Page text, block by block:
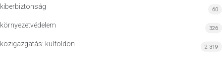
kiberbiztonság 60
környezetvédelem 326
közigazgatás: külföldön 2 319